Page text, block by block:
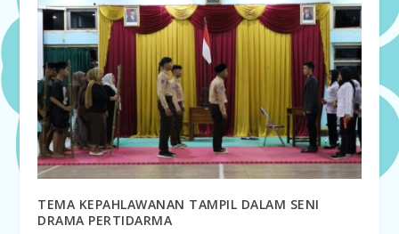
TEMA KEPAHLAWANAN TAMPIL DALAM SENI
DRAMA PERTIDARMA